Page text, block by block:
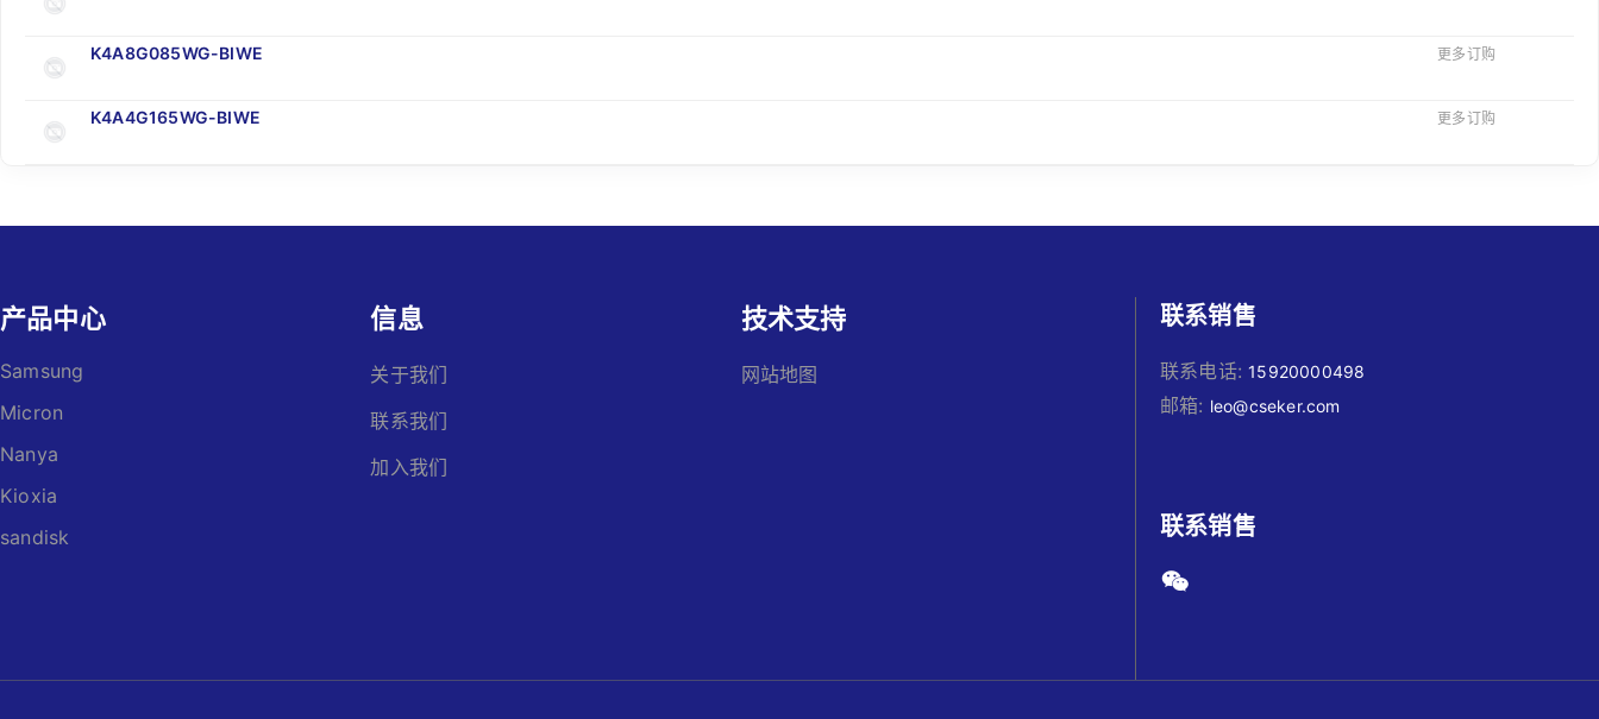
K4A8G085WG-BIWE 更多订购
K4A4G165WG-BIWE 更多订购
产品中心
Samsung
Micron
Nanya
Kioxia
sandisk
信息
关于我们
联系我们
加入我们
技术支持
网站地图
联系销售
联系电话:15920000498
邮箱: leo@cseker.com
联系销售